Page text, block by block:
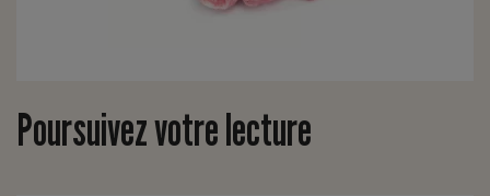
Poursuivez votre lecture